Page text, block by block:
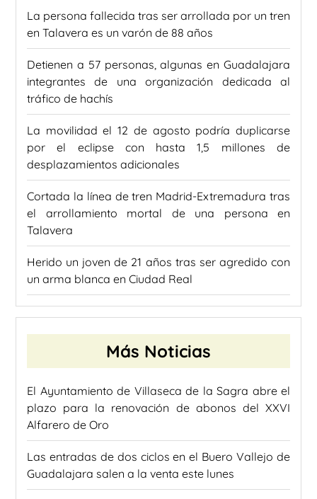
La persona fallecida tras ser arrollada por un tren
en Talavera es un varón de 88 años
Detienen a 57 personas, algunas en Guadalajara
integrantes de una organización dedicada al
tráfico de hachís
La movilidad el 12 de agosto podría duplicarse
por el eclipse con hasta 1,5 millones de
desplazamientos adicionales
Cortada la línea de tren Madrid-Extremadura tras
el arrollamiento mortal de una persona en
Talavera
Herido un joven de 21 años tras ser agredido con
un arma blanca en Ciudad Real
Más Noticias
El Ayuntamiento de Villaseca de la Sagra abre el
plazo para la renovación de abonos del XXVI
Alfarero de Oro
Las entradas de dos ciclos en el Buero Vallejo de
Guadalajara salen a la venta este lunes